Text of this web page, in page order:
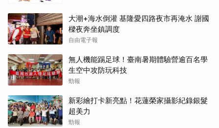
大潮+海水倒灌 基隆愛四路夜市再淹水 謝國
樑夜奔坐鎮調度
自由電子報
無人機能踢足球！臺南暑期體驗營逾百名學
生空中攻防玩科技
勁報
新彩繪打卡新亮點！花蓮榮家攝影紀錄銀髮
超美力
勁報